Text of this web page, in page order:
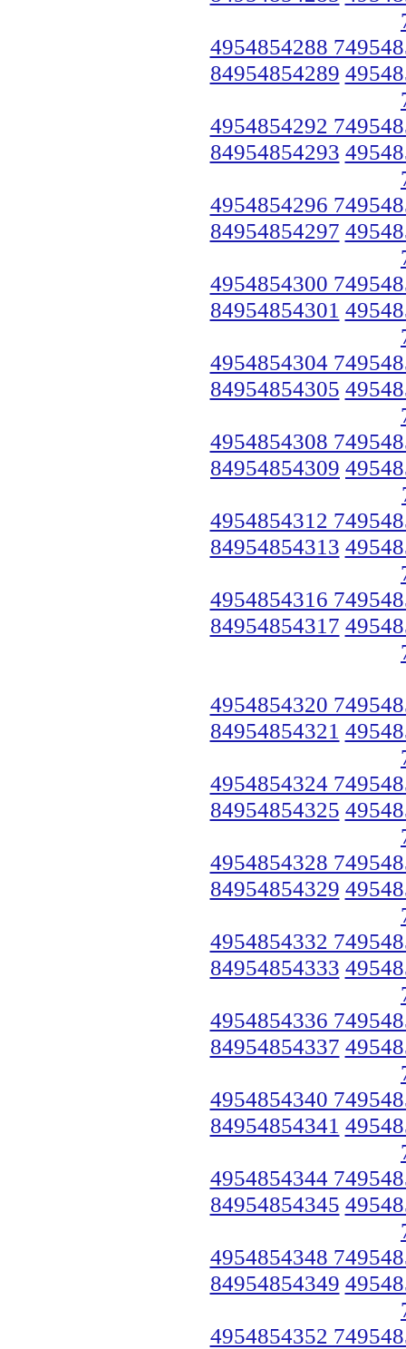
4954854288
84954854289
4954854292
84954854293
4954854296
84954854297
4954854300
84954854301
4954854304
84954854305
4954854308
84954854309
4954854312
84954854313
4954854316
84954854317
4954854320
84954854321
4954854324
84954854325
4954854328
84954854329
4954854332
84954854333
4954854336
84954854337
4954854340
84954854341
4954854344
84954854345
4954854348
84954854349
4954854352